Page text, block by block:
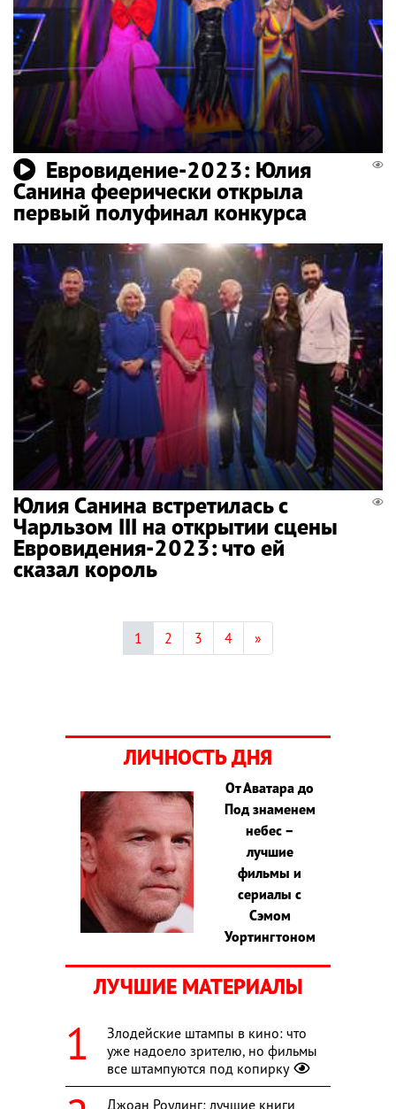
Евровидение-2023: Юлия
Санина феерически открыла
первый полуфинал конкурса
Юлия Санина встретилась с
Чарльзом III на открытии сцены
Евровидения-2023: что ей
сказал король
1 2 3 4 »
ЛИЧНОСТЬ ДНЯ
От Аватара до
Под знаменем
небес –
лучшие
фильмы и
сериалы с
Сэмом
Уортингтоном
ЛУЧШИЕ МАТЕРИАЛЫ
Злодейские штампы в кино: что
уже надоело зрителю, но фильмы
все штампуются под копирку
Джоан Роулинг: лучшие книги